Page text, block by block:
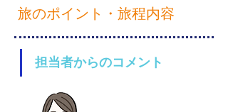
旅のポイント・旅程内容
担当者からのコメント